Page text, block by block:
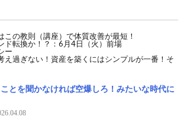
この教則（講座）で体質改善が最短！
ド転換か！？：6月4日（火）前場
ー
え過ぎない！資産を築くにはシンプルが一番！そ
とを聞かなければ空爆しろ！みたいな時代に